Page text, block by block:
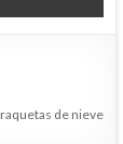
raquetas de nieve